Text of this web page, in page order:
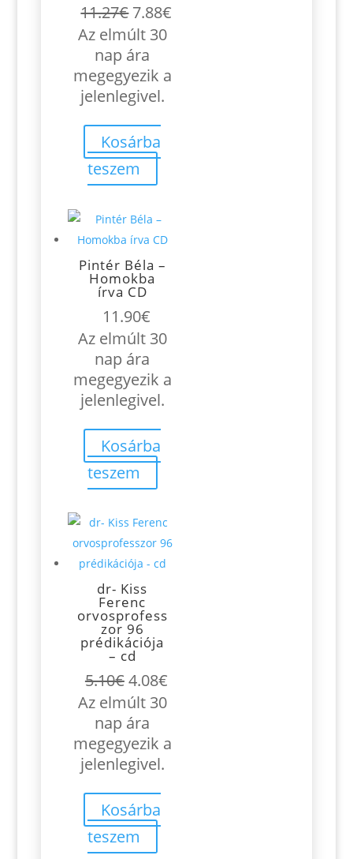
11.27€ Original
price
was:
11.27€.
7.88€
Az elmúlt 30
nap ára
megegyezik a
jelenlegivel.
Kosárba
teszem
Pintér Béla –
Homokba
írva CD
11.90€
Az elmúlt 30
nap ára
megegyezik a
jelenlegivel.
Kosárba
teszem
dr- Kiss
Ferenc
orvosprofess
zor 96
prédikációja
– cd
5.10€Original
price
was:
5.10€.
4.08€Current
price
4.08€.
Az elmúlt 30
nap ára
megegyezik a
jelenlegivel.
Kosárba
teszem